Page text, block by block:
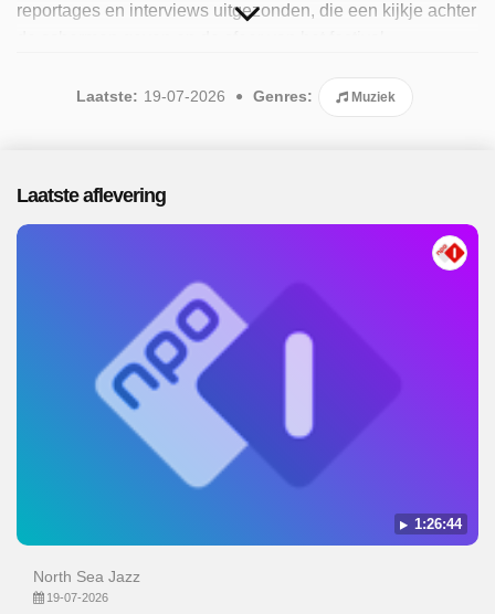
reportages en interviews uitgezonden, die een kijkje achter
2026 is het programma beschikbaar. Er is 1 aflevering
Laatste: 19-07-2026 Genres: Muziek
Laatste aflevering
1:26:44
North Sea Jazz
19-07-2026